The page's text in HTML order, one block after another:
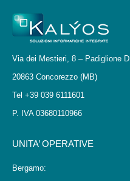
Via dei Mestieri, 8 – Padiglione D
20863 Concorezzo (MB)
Tel +39 039 6111601
P. IVA 03680110966
UNITA’ OPERATIVE
Bergamo: